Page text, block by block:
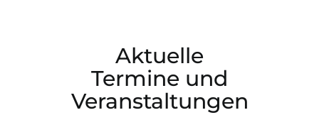
Aktuelle
Termine und
Veranstaltungen